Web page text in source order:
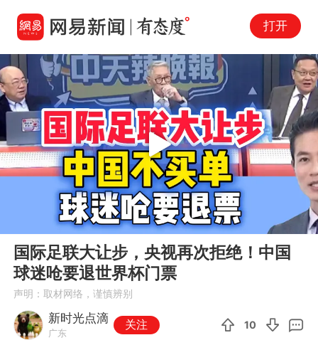
打开
Play
国际足联大让步，央视再次拒绝！中国
球迷呛要退世界杯门票
声明：取材网络，谨慎辨别
新时光点滴
广东
关注 10